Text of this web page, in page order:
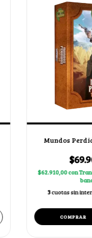
Mundos
$62.910,00con
3cuotas sin